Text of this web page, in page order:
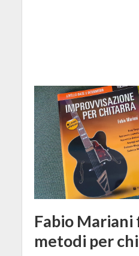
Fabio Mariani
metodi per